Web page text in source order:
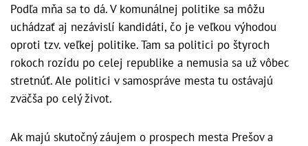
Podľa mňa sa to dá. V komunálnej politike sa môžu
uchádzať aj nezávislí kandidáti, čo je veľkou výhodou
oproti tzv. veľkej politike. Tam sa politici po štyroch
rokoch rozídu po celej republike a nemusia sa už vôbec
stretnúť. Ale politici v samospráve mesta tu ostávajú
zväčša po celý život.
Ak majú skutočný záujem o prospech mesta Prešov a